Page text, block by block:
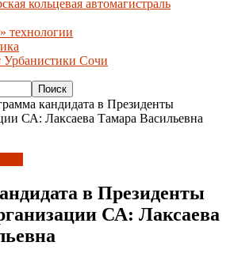
кольцевая автомагистраль
технологии
Урбанистики Сочи
кандидата в Президенты
СА: Лаксаева Тамара Васильевна
в Президенты
СА: Лаксаева